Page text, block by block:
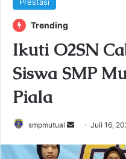
Trending
Ikuti O2SN
Siswa SMP
Piala
smpmutual
Send
email
Juli 16,